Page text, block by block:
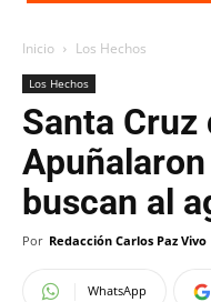
Inicio Los Hechos
Los Hechos
Santa Cruz
buscan al
Por Redacción Carlos Paz Vivo
WhatsApp